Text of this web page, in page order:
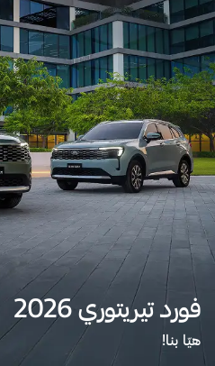
فورد تيريتوري 2026
هيّا بنا!